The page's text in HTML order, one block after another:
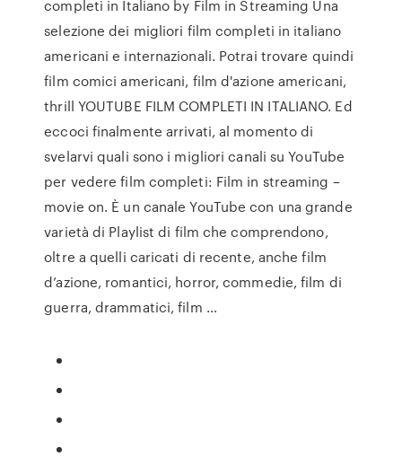
completi in Italiano by Film in Streaming Una
selezione dei migliori film completi in italiano
americani e internazionali. Potrai trovare quindi
film comici americani, film d'azione americani,
thrill YOUTUBE FILM COMPLETI IN ITALIANO. Ed
eccoci finalmente arrivati, al momento di
svelarvi quali sono i migliori canali su YouTube
per vedere film completi: Film in streaming –
movie on. È un canale YouTube con una grande
varietà di Playlist di film che comprendono,
oltre a quelli caricati di recente, anche film
d’azione, romantici, horror, commedie, film di
guerra, drammatici, film …